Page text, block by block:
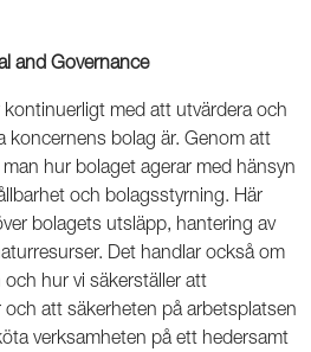
and Governance
med att utvärdera och
koncernens bolag är. Genom att
hur bolaget agerar med hänsyn
och bolagsstyrning. Här
bolagets utsläpp, hantering av
Det handlar också om
hur vi säkerställer att
och att säkerheten på arbetsplatsen
verksamheten på ett hedersamt